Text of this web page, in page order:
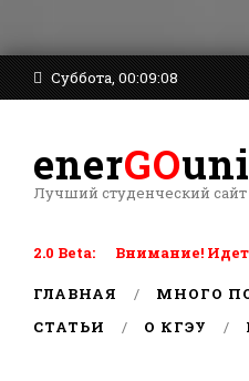
Суббота, 00:09:08
enerGO
Лучший студенческий
2.0 Beta: Внимание! Идет
ГЛАВНАЯ МНОГО
СТАТЬИ
О КГЭУ